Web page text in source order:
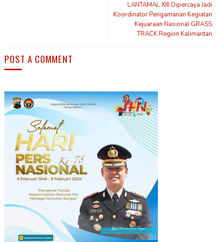
LANTAMAL XIII Dipercaya Jadi
Koordinator Pengamanan Kegiatan
Kejuaraan Nasional GRASS
TRACK Region Kalimantan
POST A COMMENT